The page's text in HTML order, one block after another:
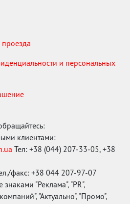
и персональных
клиентами:
Тел: +38 (044) 207-33-05, +38
факс: +38 044 207-97-07
"Реклама", "PR",
"Актуально", "Промо",